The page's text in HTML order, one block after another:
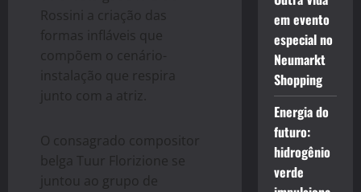
Rossini a criação das
formas infláveis que
compõem o cenário-
instalação que respira
junto com a atriz.
O consagrado compositor
belga Tuur Florizione se
juntou ao grupo de
em evento
especial no
Neumarkt
Shopping
Energia do
futuro:
hidrogênio
verde